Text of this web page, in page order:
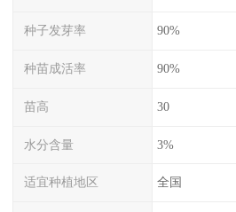
种子发芽率 90%
种苗成活率 90%
苗高 30
水分含量 3%
适宜种植地区 全国